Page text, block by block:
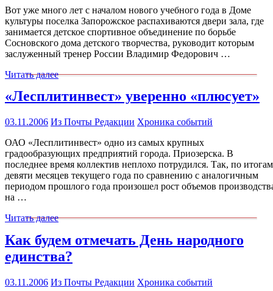
Вот уже много лет с началом нового учебного года в Доме
культуры поселка Запорожское распахиваются двери зала, где
занимается детское спортивное объединение по борьбе
Сосновского дома детского творчества, руководит которым
заслуженный тренер России Владимир Федорович …
Читать далее
«Лесплитинвест» уверенно «плюсует»
03.11.2006 Из Почты Редакции Хроника событий
ОАО «Лесплитинвест» одно из самых крупных
градообразующих предприятий города. Приозерска. В
последнее время коллектив неплохо потрудился. Так, по итогам
девяти месяцев текущего года по сравнению с аналогичным
периодом прошлого года произошел рост объемов
на …
Читать далее
Как будем отмечать День народного
единства?
03.11.2006 Из Почты Редакции Хроника событий